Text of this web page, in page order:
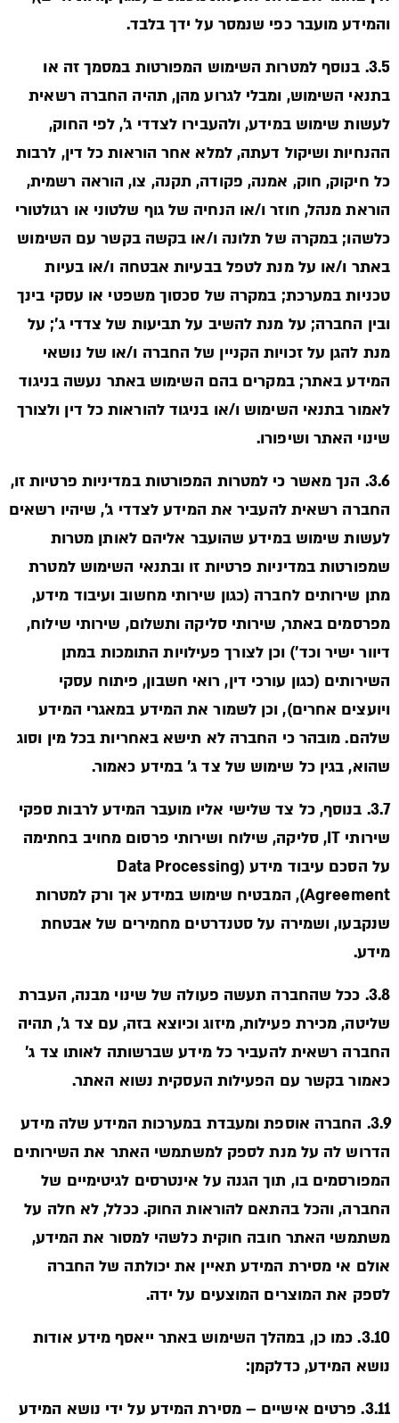
והמידע מועבר כפי שנמסר על ידך בלבד.
3.5. בנוסף למטרות השימוש המפורטות במסמך זה או
בתנאי השימוש, ומבלי לגרוע מהן, תהיה החברה רשאית
לעשות שימוש במידע, ולהעבירו לצדדי ג’, לפי החוק,
ההנחיות ושיקול דעתה, למלא אחר הוראות כל דין, לרבות
כל חיקוק, חוק, אמנה, פקודה, תקנה, צו, הוראה רשמית,
הוראת מנהל, חוזר ו/או הנחיה של גוף שלטוני או רגולטורי
כלשהו; במקרה של תלונה ו/או בקשה בקשר עם השימוש
באתר ו/או על מנת לטפל בבעיות אבטחה ו/או בעיות
טכניות במערכת; במקרה של סכסוך משפטי או עסקי בינך
ובין החברה; על מנת להשיב על תביעות של צדדי ג’; על
מנת להגן על זכויות הקניין של החברה ו/או של נושאי
המידע באתר; במקרים בהם השימוש באתר נעשה בניגוד
לאמור בתנאי השימוש ו/או בניגוד להוראות כל דין ולצורך
שינוי האתר ושיפורו.
3.6. הנך מאשר כי למטרות המפורטות במדיניות פרטיות זו,
החברה רשאית להעביר את המידע לצדדי ג’, שיהיו רשאים
לעשות שימוש במידע שהועבר אליהם לאותן מטרות
שמפורטות במדיניות פרטיות זו ובתנאי השימוש למטרת
מתן שירותים לחברה (כגון שירותי מחשוב ועיבוד מידע,
מפרסמים באתר, שירותי סליקה ותשלום, שירותי שילוח,
דיוור ישיר וכד') וכן לצורך פעילויות התומכות במתן
השירותים (כגון עורכי דין, רואי חשבון, פיתוח עסקי
ויועצים אחרים), וכן לשמור את המידע במאגרי המידע
שלהם. מובהר כי החברה לא תישא באחריות בכל מין וסוג
שהוא, בגין כל שימוש של צד ג' במידע כאמור.
3.7. בנוסף, כל צד שלישי אליו מועבר המידע לרבות ספקי
שירותי IT, סליקה, שילוח ושירותי פרסום מחויב בחתימה
על הסכם עיבוד מידע (Data Processing
Agreement), המבטיח שימוש במידע אך ורק למטרות
שנקבעו, ושמירה על סטנדרטים מחמירים של אבטחת
מידע.
3.8. ככל שהחברה תעשה פעולה של שינוי מבנה, העברת
שליטה, מכירת פעילות, מיזוג וכיוצא בזה, עם צד ג’, תהיה
החברה רשאית להעביר כל מידע שברשותה לאותו צד ג’
כאמור בקשר עם הפעילות העסקית נשוא האתר.
3.9. החברה אוספת ומעבדת במערכות המידע שלה מידע
הדרוש לה על מנת לספק למשתמשי האתר את השירותים
המפורסמים בו, תוך הגנה על אינטרסים לגיטימיים של
החברה, והכל בהתאם להוראות החוק. ככלל, לא חלה על
משתמשי האתר חובה חוקית כלשהי למסור את המידע,
אולם אי מסירת המידע תאיין את יכולתה של החברה
לספק את המוצרים המוצעים על ידה.
3.10. כמו כן, במהלך השימוש באתר ייאסף מידע אודות
נושא המידע, כדלקמן:
3.11. פרטים אישיים – מסירת המידע על ידי נושא המידע